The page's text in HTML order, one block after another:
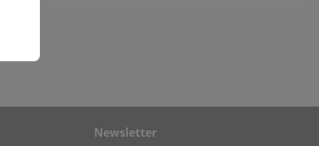
Newsletter